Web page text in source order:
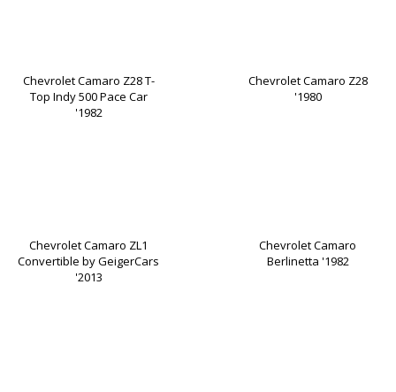
Chevrolet Camaro Z28 T-
Top Indy 500 Pace Car
'1982
Chevrolet Camaro Z28
'1980
Chevrolet Camaro ZL1
Convertible by GeigerCars
'2013
Chevrolet Camaro
Berlinetta '1982